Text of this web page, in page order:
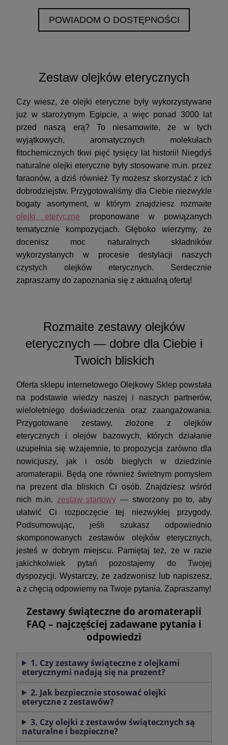
POWIADOM O DOSTĘPNOŚCI
Zestaw olejków eterycznych
Czy wiesz, że olejki eteryczne były wykorzystywane
już w starożytnym Egipcie, a więc ponad 3000 lat
przed naszą erą? To niesamowite, że w tych
wyjątkowych, aromatycznych molekułach
fitochemicznych tkwi pięć tysięcy lat historii! Niegdyś
naturalne olejki eteryczne były stosowane m.in. przez
faraonów, a dziś również Ty możesz skorzystać z ich
dobrodziejstw. Przygotowaliśmy dla Ciebie niezwykle
bogaty asortyment, w którym znajdziesz rozmaite
olejki eteryczne proponowane w powiązanych
tematycznie kompozycjach. Głęboko wierzymy, że
docenisz moc naturalnych składników
wykorzystanych w procesie destylacji naszych
czystych olejków eterycznych. Serdecznie
zapraszamy do zapoznania się z aktualną ofertą!
Rozmaite zestawy olejków
eterycznych — dobre dla Ciebie i
Twoich bliskich
Oferta sklepu internetowego Olejkowy Sklep powstała
na podstawie wiedzy naszej i naszych partnerów,
wieloletniego doświadczenia oraz zaangażowania.
Przygotowane zestawy, złożone z olejków
eterycznych i olejów bazowych, których działanie
uzupełnia się wzajemnie, to propozycja zarówno dla
nowicjuszy, jak i osób biegłych w dziedzinie
aromaterapii. Będą one również świetnym pomysłem
na prezent dla bliskich Ci osób. Znajdziesz wśród
nich m.in. zestaw startowy — stworzony po to, aby
ułatwić Ci rozpoczęcie tej niezwykłej przygody.
Podsumowując, jeśli szukasz odpowiednio
skomponowanych zestawów olejków eterycznych,
jesteś w dobrym miejscu. Pamiętaj też, że w razie
jakichkolwiek pytań pozostajemy do Twojej
dyspozycji. Wystarczy, że zadzwonisz lub napiszesz,
a z chęcią odpowiemy na Twoje pytania. Zapraszamy!
Zestawy świąteczne do aromaterapii
FAQ – najczęściej zadawane pytania i
odpowiedzi
1. Czy zestawy świąteczne z olejkami
eterycznymi nadają się na prezent?
2. Jak bezpiecznie stosować olejki
eteryczne z zestawów?
3. Czy olejki z zestawów świątecznych są
naturalne i bezpieczne?